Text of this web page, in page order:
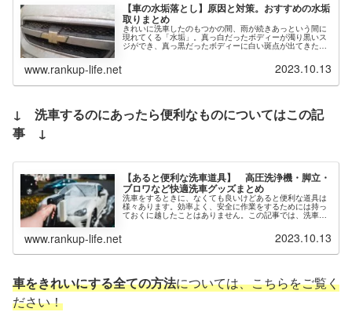
【車の水垢落とし】原因と対策。おすすめの水垢
取りまとめ
きれいに洗車したのもつかの間、雨が続きあっという間に
現れてくる「水垢」。真っ白だったボディーが濁り黒いス
ジができ、真っ黒だったボディーに白い斑点が出てきた
www.rankup-life.net 2023.10.13
↓ 洗車するのにあったら便利なものについてはこの記
事 ↓
【あると便利な洗車道具】 高圧洗浄機・脚立・
ブロワなど快適洗車グッズまとめ
洗車をするときに、なくても良いけどあると便利な道具は
様々あります。効率よく、安全に作業をするためには持っ
ておくに越したことはありません。この記事では、洗車や
www.rankup-life.net 2023.10.13
車をきれいにする全ての方法については、こちらをご覧く
ださい！